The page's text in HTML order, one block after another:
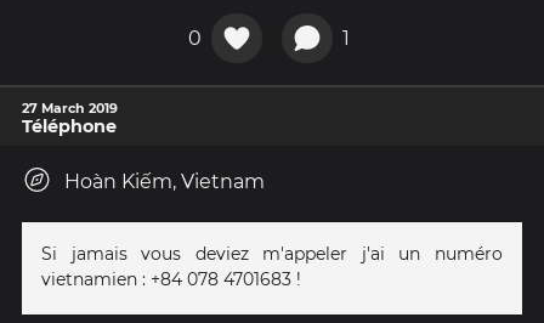
0 1
27 March 2019
Téléphone
Hoàn Kiếm, Vietnam
Si jamais vous deviez m'appeler j'ai un numéro
vietnamien : +84 078 4701683 !